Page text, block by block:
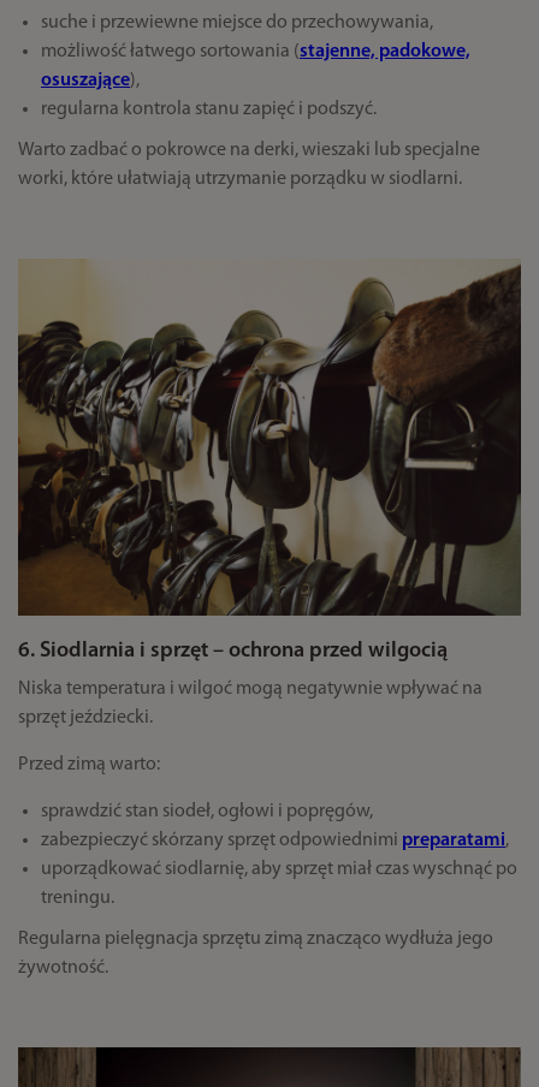
suche i przewiewne miejsce do przechowywania,
możliwość łatwego sortowania (stajenne, padokowe,
osuszające),
regularna kontrola stanu zapięć i podszyć.
Warto zadbać o pokrowce na derki, wieszaki lub specjalne
worki, które ułatwiają utrzymanie porządku w siodlarni.
6. Siodlarnia i sprzęt – ochrona przed wilgocią
Niska temperatura i wilgoć mogą negatywnie wpływać na
sprzęt jeździecki.
Przed zimą warto:
sprawdzić stan siodeł, ogłowi i popręgów,
zabezpieczyć skórzany sprzęt odpowiednimi preparatami,
uporządkować siodlarnię, aby sprzęt miał czas wyschnąć po
treningu.
Regularna pielęgnacja sprzętu zimą znacząco wydłuża jego
żywotność.